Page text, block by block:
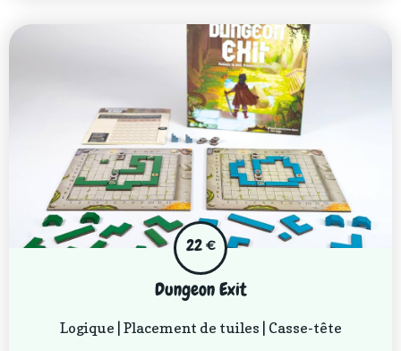
22 €
Dungeon Exit
Logique | Placement de tuiles | Casse-tête